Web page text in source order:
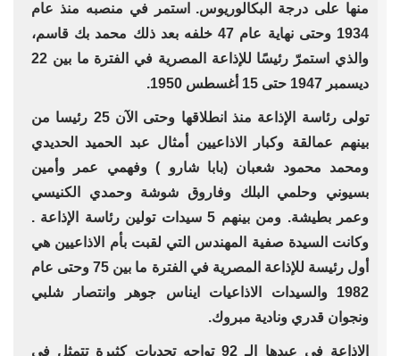
منها على درجة البكالوريوس. استمر في منصبه منذ عام
1934 وحتى نهاية عام 47 خلفه بعد ذلك محمد بك قاسم،
والذي استمرّ رئيسًا للإذاعة المصرية في الفترة ما بين 22
ديسمبر 1947 حتى 15 أغسطس 1950.
تولى رئاسة الإذاعة منذ انطلاقها وحتى الآن 25 رئيسا من
بينهم عمالقة وكبار الاذاعيين أمثال عبد الحميد الحديدي
ومحمد محمود شعبان (بابا شارو ) وفهمي عمر وأمين
بسيوني وحلمي البلك وفاروق شوشة وحمدي الكنيسي
وعمر بطيشة. ومن بينهم 5 سيدات تولين رئاسة الإذاعة .
وكانت السيدة صفية المهندس التي لقبت بأم الاذاعيين هي
أول رئيسة للإذاعة المصرية في الفترة ما بين 75 وحتى عام
1982 والسيدات الاذاعيات ايناس جوهر وانتصار شلبي
ونجوان قدري ونادية مبروك.
الإذاعة في عيدها الـ 92 تواجه تحديات كثيرة تتمثل في